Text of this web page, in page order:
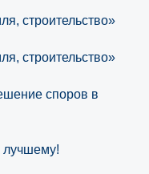
строительство»
строительство»
споров в
лучшему!